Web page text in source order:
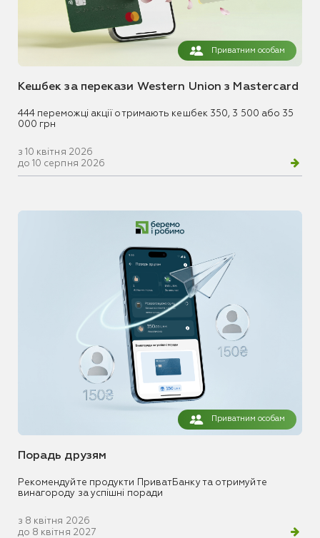
Приватним особам
Кешбек за перекази Western Union з Mastercard
444 переможці акції отримають кешбек 350, 3 500 або 35
000 грн
з 10 квітня 2026
до 10 серпня 2026
Приватним особам
Порадь друзям
Рекомендуйте продукти ПриватБанку та отримуйте
винагороду за успішні поради
з 8 квітня 2026
до 8 квітня 2027